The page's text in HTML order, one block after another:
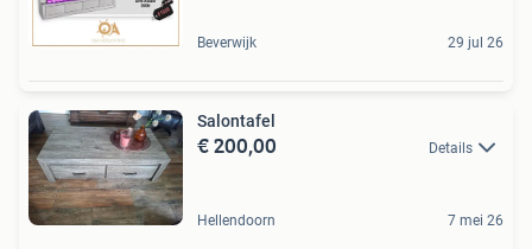
Beverwijk 29 jul 26
Salontafel
€ 200,00 Details
Hellendoorn 7 mei 26